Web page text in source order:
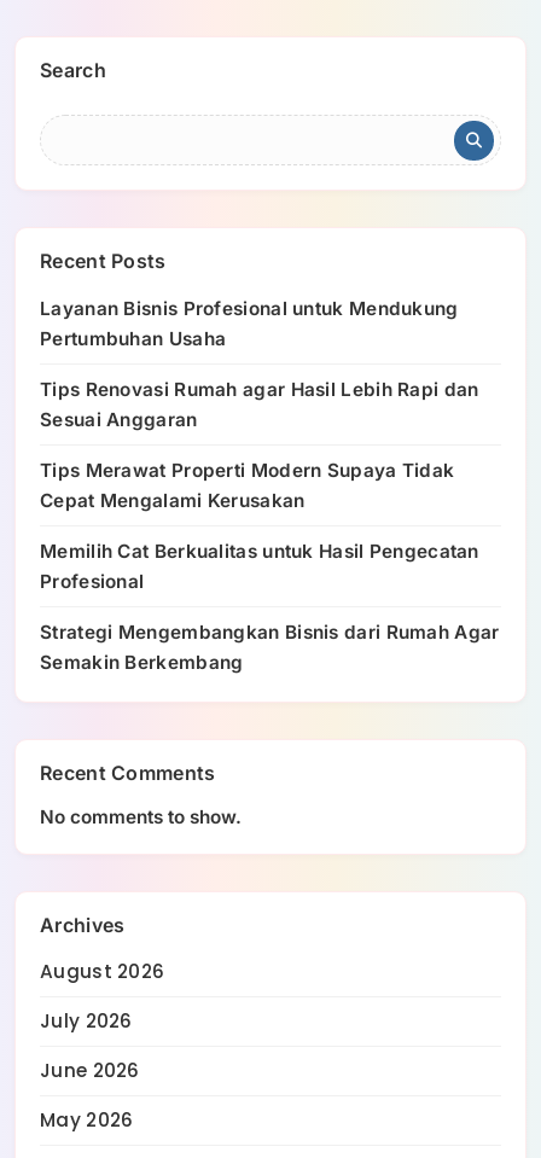
Search
Recent Posts
Layanan Bisnis Profesional untuk Mendukung
Pertumbuhan Usaha
Tips Renovasi Rumah agar Hasil Lebih Rapi dan
Sesuai Anggaran
Tips Merawat Properti Modern Supaya Tidak
Cepat Mengalami Kerusakan
Memilih Cat Berkualitas untuk Hasil Pengecatan
Profesional
Strategi Mengembangkan Bisnis dari Rumah Agar
Semakin Berkembang
Recent Comments
No comments to show.
Archives
August 2026
July 2026
June 2026
May 2026